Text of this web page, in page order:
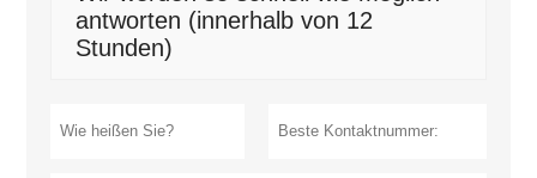
antworten (innerhalb von 12
Stunden)